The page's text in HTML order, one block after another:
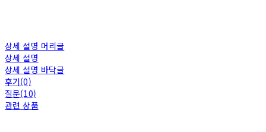
상세 설명 머리글
상세 설명
상세 설명 바닥글
후기(0)
질문(10)
관련 상품